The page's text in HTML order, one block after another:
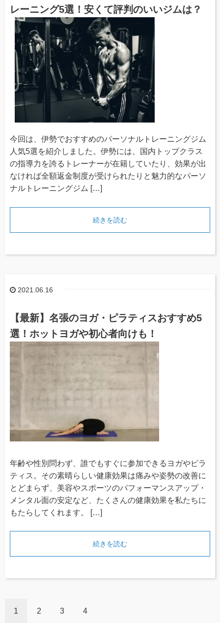
レーニング5選！安くて評判のいいジムは？
今回は、伊勢でおすすめのパーソナルトレーニングジム
人気5選を紹介しました。伊勢には、国内トップクラス
の指導力を誇るトレーナーが在籍していたり、効果が出
なければ全額返金制度が受けられたりと魅力的なパーソ
ナルトレーニングジム […]
続きを読む
2021.06.16
【最新】名張のヨガ・ピラティスおすすめ5
選！ホットヨガや初心者向けも！
年齢や性別問わず、誰でもすぐに参加できるヨガやピラ
ティス。その素晴らしい健康効果は痛みや姿勢の改善に
とどまらず、美容やスポーツのパフォーマンスアップ・
メンタル面の安定など、たくさんの健康効果を私たちに
もたらしてくれます。 […]
続きを読む
1 2 3 4